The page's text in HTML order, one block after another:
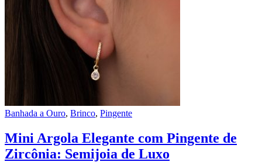
Banhada a Ouro, Brinco, Pingente
Mini Argola Elegante com Pingente de
Zircônia: Semijoia de Luxo